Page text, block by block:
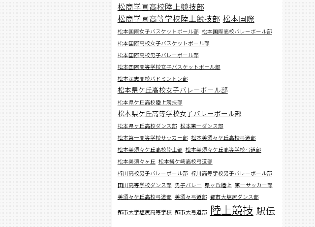
松商学園高校陸上競技部
松商学園高等学校陸上競技部 松本国際
松本国際女子バスケットボール部 松本国際高校バレーボール部
松本国際高校女子バスケットボール部
松本国際高校男子バレーボール部
松本国際高等学校女子バスケットボール部
松本深志高校バドミントン部
松本県ケ丘高校女子バレーボール部
松本県ケ丘高校陸上競技部
松本県ケ丘高等学校女子バレーボール部
松本県ヶ丘高校ダンス部 松本第一ダンス部
松本第一高等学校サッカー部 松本美須々ケ丘高校弓道部
松本美須々ケ丘高校陸上部 松本美須々ケ丘高等学校弓道部
松本美須々ヶ丘 松本蟻ケ崎高校弓道部
梓川高校男子バレーボール部 梓川高等学校男子バレーボール部
田川高等学校ダンス部 男子バレー 県ヶ丘陸上 第一サッカー部
美須々ケ丘高校弓道部 美須々弓道部 都市大塩尻ダンス部
都市大学塩尻高等学校 都市大弓道部 陸上競技 駅伝